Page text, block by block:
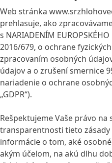
Web stránka
prehlasuje, ako
s NARIADENÍM
2016/679, o ochrane
zpracovaním osobných
údajov a o zrušení smernice
nariadenie o ochrane
„GDPR“).
Rešpektujeme Vaše právo na
transparentnosti tieto
informácie o tom, aké
akým účelom, na akú dlhu